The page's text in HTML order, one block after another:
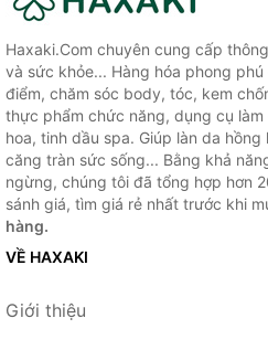
Haxaki.Com chuyên cung cấp
và sức khỏe... Hàng hóa phong
điểm, chăm sóc body, tóc, kem
thực phẩm chức năng, dụng cụ
hoa, tinh dầu spa. Giúp làn da
căng tràn sức sống... Bằng khả
ngừng, chúng tôi đã tổng hợp hơn
sánh giá, tìm giá rẻ nhất trước khi
hàng.
VỀ HAXAKI
Giới thiệu